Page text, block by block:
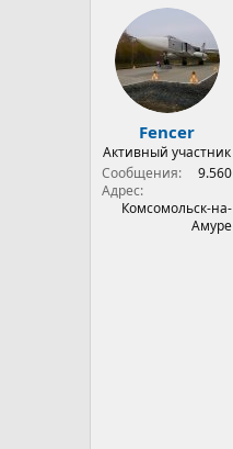
Fencer
Активный участник
Сообщения
9.560
Адрес
Комсомольск-на-
Амуре